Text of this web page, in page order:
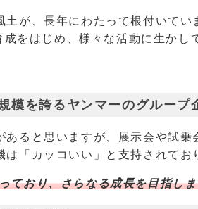
が、長年にわたって根付いてい
をはじめ、様々な活動に生かし
模を誇るヤンマーのグループ
ると思いますが、展示会や試乗
「カッコいい」と支持されてお
ており、さらなる成長を目指し